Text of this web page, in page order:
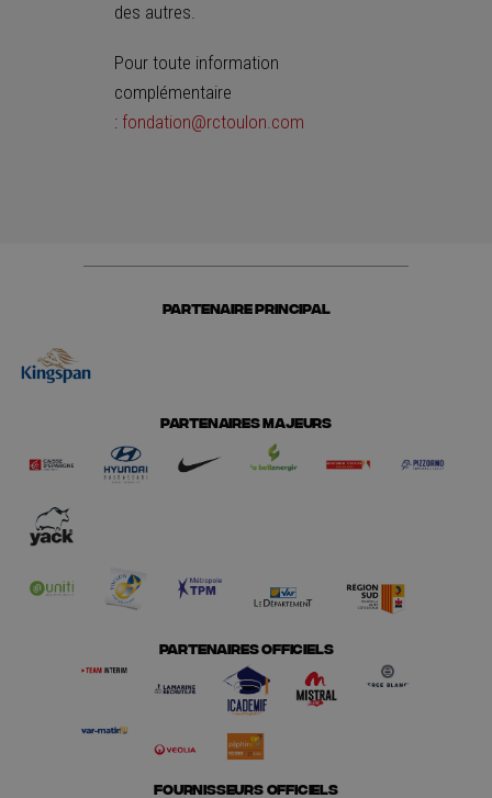
des autres.
Pour toute information
complémentaire
: fondation@rctoulon.com
PARTENAIRE PRINCIPAL
PARTENAIRES MAJEURS
PARTENAIRES OFFICIELS
FOURNISSEURS OFFICIELS